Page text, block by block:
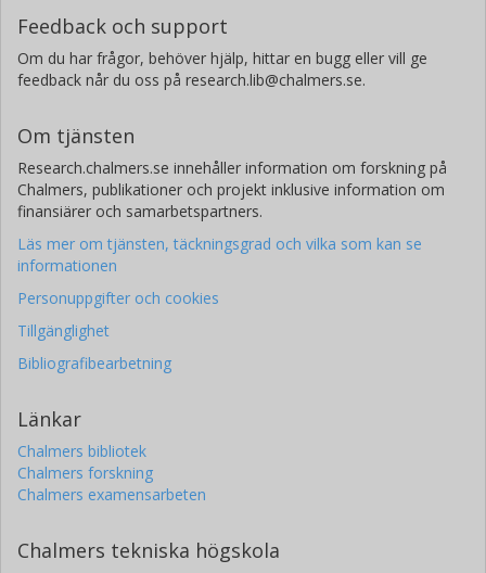
Feedback och support
Om du har frågor, behöver hjälp, hittar en bugg eller vill ge
feedback når du oss på research.lib@chalmers.se.
Om tjänsten
Research.chalmers.se innehåller information om forskning på
Chalmers, publikationer och projekt inklusive information om
finansiärer och samarbetspartners.
Läs mer om tjänsten, täckningsgrad och vilka som kan se
informationen
Personuppgifter och cookies
Tillgänglighet
Bibliografibearbetning
Länkar
Chalmers bibliotek
Chalmers forskning
Chalmers examensarbeten
Chalmers tekniska högskola